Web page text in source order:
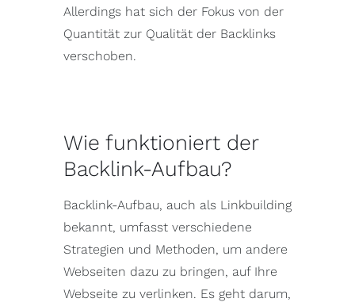
Allerdings hat sich der Fokus von der
Quantität zur Qualität der Backlinks
verschoben.
Wie funktioniert der
Backlink-Aufbau?
Backlink-Aufbau, auch als Linkbuilding
bekannt, umfasst verschiedene
Strategien und Methoden, um andere
Webseiten dazu zu bringen, auf Ihre
Webseite zu verlinken. Es geht darum,